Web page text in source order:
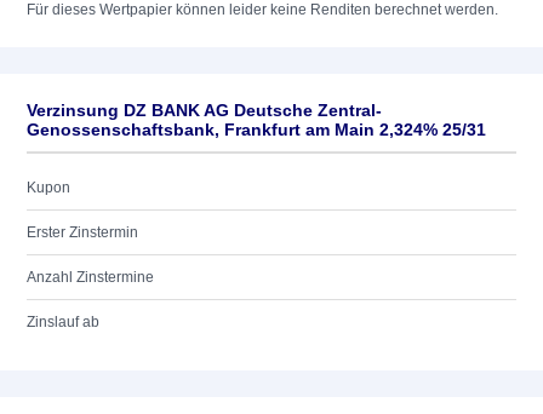
Für dieses Wertpapier können leider keine Renditen berechnet werden.
Verzinsung DZ BANK AG Deutsche Zentral-
Genossenschaftsbank, Frankfurt am Main 2,324% 25/31
Kupon
Erster Zinstermin
Anzahl Zinstermine
Zinslauf ab